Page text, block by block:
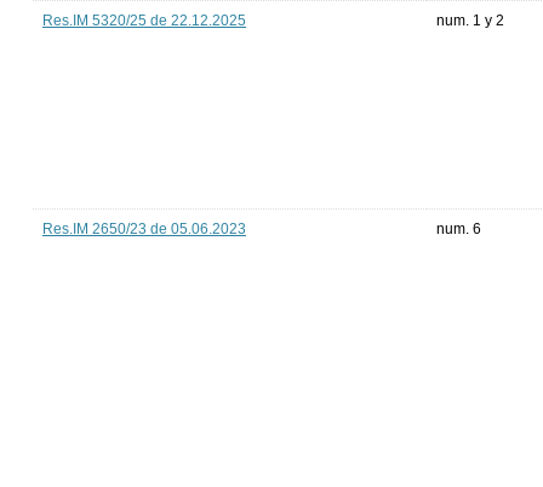
Res.IM 5320/25 de 22.12.2025 num. 1 y 2
Res.IM 2650/23 de 05.06.2023 num. 6